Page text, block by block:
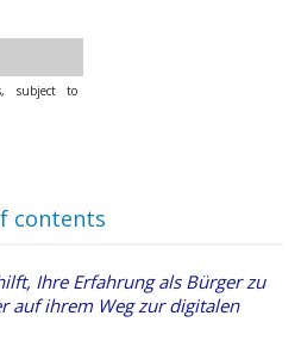
subject to
contents
Ihre Erfahrung als Bürger zu
auf ihrem Weg zur digitalen